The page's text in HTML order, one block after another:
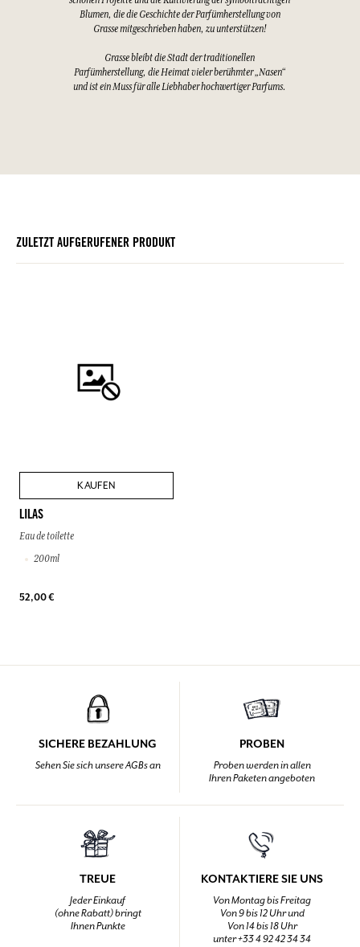
Blumen, die die Geschichte der Parfümherstellung von
Grasse mitgeschrieben haben, zu unterstützen!
Grasse bleibt die Stadt der traditionellen
Parfümherstellung, die Heimat vieler berühmter „Nasen“
und ist ein Muss für alle Liebhaber hochwertiger Parfums.
ZULETZT AUFGERUFENER PRODUKT
KAUFEN
LILAS
Eau de toilette
200ml
52,00 €
SICHERE BEZAHLUNG
Sehen Sie sich unsere AGBs an
PROBEN
Proben werden in allen
Ihren Paketen angeboten
TREUE
Jeder Einkauf
(ohne Rabatt) bringt
Ihnen Punkte
KONTAKTIERE SIE UNS
Von Montag bis Freitag
Von 9 bis 12 Uhr und
Von 14 bis 18 Uhr
unter +33 4 92 42 34 34